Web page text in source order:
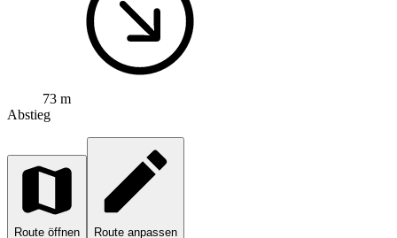
73 m
Abstieg
Route öffnen Route anpassen